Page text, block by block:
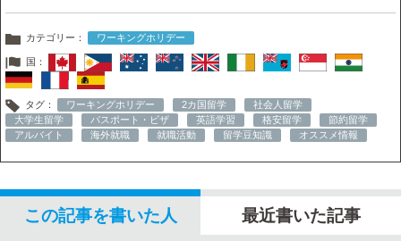
カテゴリー： ワーキングホリデー
国：
タグ： ワーキングホリデー 2カ国留学
社会人留学
大学生留学
パスポート・ビザ 英語学習 格安留学
節約留学
アルバイト
海外就職 就職活動 留学豆知識 オススメ情報
この記事を書いた人 最近書いた記事